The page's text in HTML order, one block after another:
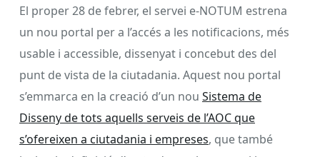
El proper 28 de febrer, el servei e-NOTUM estrena
un nou portal per a l’accés a les notificacions, més
usable i accessible, dissenyat i concebut des del
punt de vista de la ciutadania. Aquest nou portal
s’emmarca en la creació d’un nou Sistema de
Disseny de tots aquells serveis de l’AOC que
s’ofereixen a ciutadania i empreses, que també